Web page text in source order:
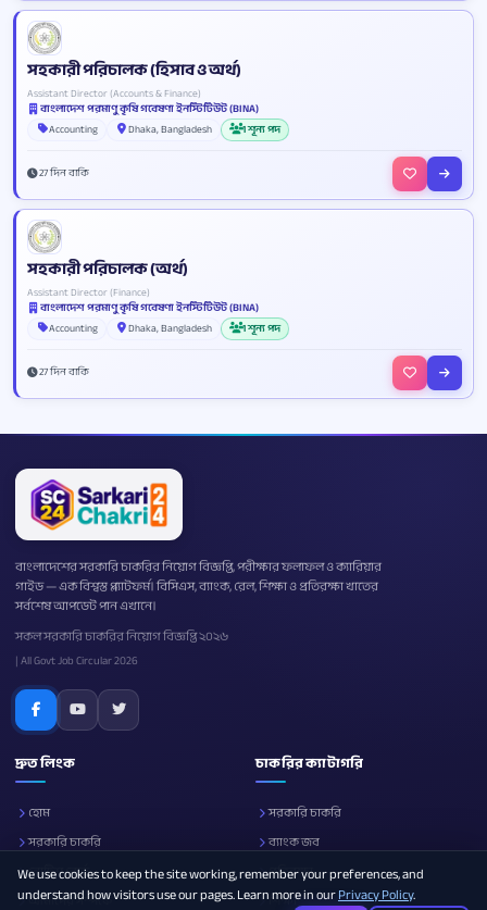
সহকারী পরিচালক (হিসাব ও অর্থ)
Assistant Director (Accounts & Finance)
বাংলাদেশ পরমাণু কৃষি গবেষণা ইনস্টিটিউট (BINA)
Accounting
Dhaka, Bangladesh 1 শূন্য পদ
27 দিন বাকি
সহকারী পরিচালক (অর্থ)
Assistant Director (Finance)
বাংলাদেশ পরমাণু কৃষি গবেষণা ইনস্টিটিউট (BINA)
Accounting
Dhaka, Bangladesh 1 শূন্য পদ
27 দিন বাকি
বাংলাদেশের সরকারি চাকরির নিয়োগ বিজ্ঞপ্তি, পরীক্ষার ফলাফল ও ক্যারিয়ার
গাইড — এক বিশ্বস্ত প্ল্যাটফর্ম। বিসিএস, ব্যাংক, রেল, শিক্ষা ও প্রতিরক্ষা খাতের
সর্বশেষ আপডেট পান এখানে।
সকল সরকারি চাকরির নিয়োগ বিজ্ঞপ্তি ২০২৬
| All Govt Job Circular 2026
দ্রুত লিংক
হোম
সরকারি চাকরি
নোটিশ বোর্ড
আমাদের সম্পর্কে
চাকরির ক্যাটাগরি
সরকারি চাকরি
ব্যাংক জব
প্রতিরক্ষা
শিক্ষা
We use cookies to keep the site working, remember your preferences, and
understand how visitors use our pages. Learn more in ourPrivacy Policy.